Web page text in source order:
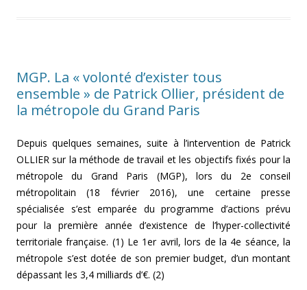
MGP. La « volonté d’exister tous
ensemble » de Patrick Ollier, président de
la métropole du Grand Paris
Depuis quelques semaines, suite à l’intervention de Patrick
OLLIER sur la méthode de travail et les objectifs fixés pour la
métropole du Grand Paris (MGP), lors du 2e conseil
métropolitain (18 février 2016), une certaine presse
spécialisée s’est emparée du programme d’actions prévu
pour la première année d’existence de l’hyper-collectivité
territoriale française. (1) Le 1er avril, lors de la 4e séance, la
métropole s’est dotée de son premier budget, d’un montant
dépassant les 3,4 milliards d’€. (2)